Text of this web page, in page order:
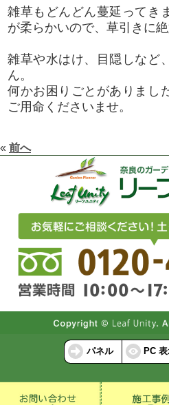
雑草もどんどん蔓延ってき
が柔らかいので、草引きに
雑草や水はけ、目隠しなど
ん。
何かお困りごとがありまし
ご用命くださいませ。
« 前へ
パネル PC